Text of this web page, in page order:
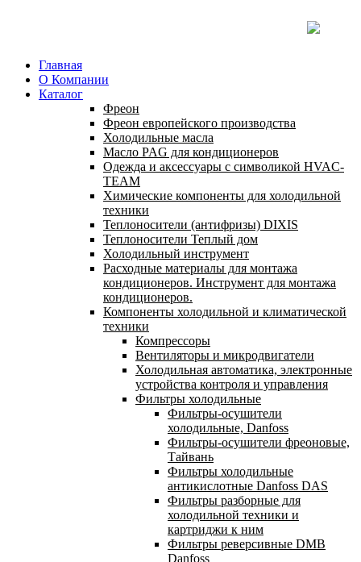
Главная
О Компании
Каталог
Фреон
Фреон европейского производства
Холодильные масла
Масло PAG для кондиционеров
Одежда и аксессуары с символикой HVAC-
TEAM
Химические компоненты для холодильной
техники
Теплоносители (антифризы) DIXIS
Теплоносители Теплый дом
Холодильный инструмент
Расходные материалы для монтажа
кондиционеров. Инструмент для монтажа
кондиционеров.
Компоненты холодильной и климатической
техники
Компрессоры
Вентиляторы и микродвигатели
Холодильная автоматика, электронные
устройства контроля и управления
Фильтры холодильные
Фильтры-осушители
холодильные, Danfoss
Фильтры-осушители фреоновые,
Тайвань
Фильтры холодильные
антикислотные Danfoss DAS
Фильтры разборные для
холодильной техники и
картриджи к ним
Фильтры реверсивные DMB
Danfoss